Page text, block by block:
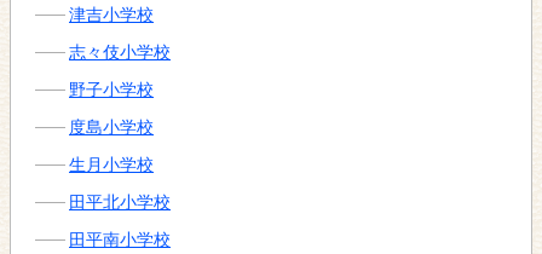
津吉小学校
志々伎小学校
野子小学校
度島小学校
生月小学校
田平北小学校
田平南小学校